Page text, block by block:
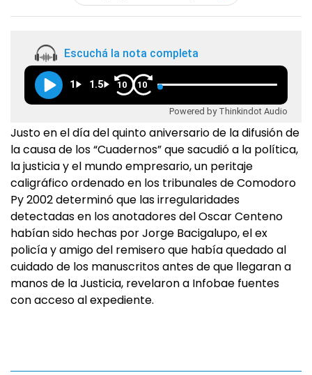
Escuchá la nota completa
1 1.5 10 10
Powered by Thinkindot Audio
Justo en el día del quinto aniversario de la difusión de
la causa de los “Cuadernos” que sacudió a la política,
la justicia y el mundo empresario, un peritaje
caligráfico ordenado en los tribunales de Comodoro
Py 2002 determinó que las irregularidades
detectadas en los anotadores del Oscar Centeno
habían sido hechas por Jorge Bacigalupo, el ex
policía y amigo del remisero que había quedado al
cuidado de los manuscritos antes de que llegaran a
manos de la Justicia, revelaron a Infobae fuentes
con acceso al expediente.